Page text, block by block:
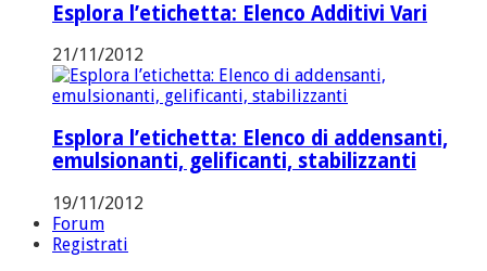
Esplora l’etichetta: Elenco Additivi Vari
21/11/2012
Esplora l’etichetta: Elenco di addensanti,
emulsionanti, gelificanti, stabilizzanti
19/11/2012
Forum
Registrati